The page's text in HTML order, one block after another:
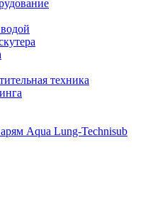
техника
Aqua Lung-Technisub